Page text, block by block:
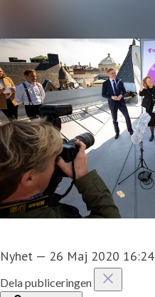
Nyhet — 26 Maj 2020 16:24
Dela publiceringen